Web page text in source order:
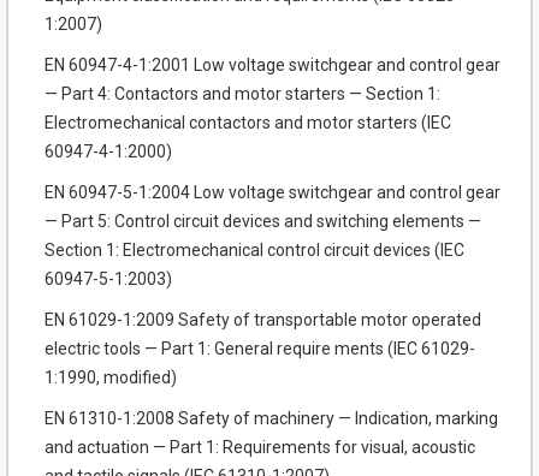
1:2007)
EN 60947-4-1:2001 Low voltage switchgear and control gear
— Part 4: Contactors and motor starters — Section 1:
Electromechanical contactors and motor starters (IEC
60947-4-1:2000)
EN 60947-5-1:2004 Low voltage switchgear and control gear
— Part 5: Control circuit devices and switching elements —
Section 1: Electromechanical control circuit devices (IEC
60947-5-1:2003)
EN 61029-1:2009 Safety of transportable motor operated
electric tools — Part 1: General require ments (IEC 61029-
1:1990, modified)
EN 61310-1:2008 Safety of machinery — Indication, marking
and actuation — Part 1: Requirements for visual, acoustic